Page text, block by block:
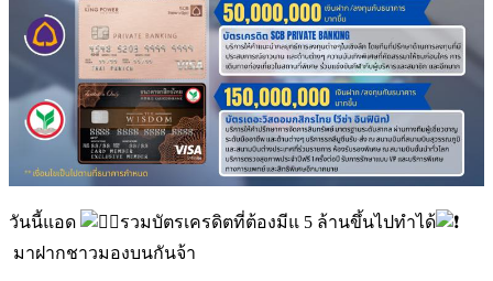
วันนี้แอด
รวมบัตรเครดิตที่ต้องมีแ 5 ล้านขึ้นไปทำได้
มาฝากชาวมองบนกันจ้า